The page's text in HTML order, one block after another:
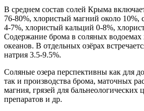
В среднем состав солей Крыма
76-80%, хлористый магний около 10%,
4-7%, хлористый кальций 0-8%,
Содержание брома в соляных водоемах
океанов. В отдельных озёрах
натрия 3.5-9.5%.
Соляные озера перспективны как для
так и производства брома, маточных
магния, грязей для
препаратов и др.